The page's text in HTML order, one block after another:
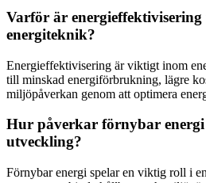
Varför är
energiteknik?
Energieffektivisering är viktigt inom
till minskad energiförbrukning, lägre
miljöpåverkan genom att optimera
Hur påverkar förnybar energi
utveckling?
Förnybar energi spelar en viktig roll i